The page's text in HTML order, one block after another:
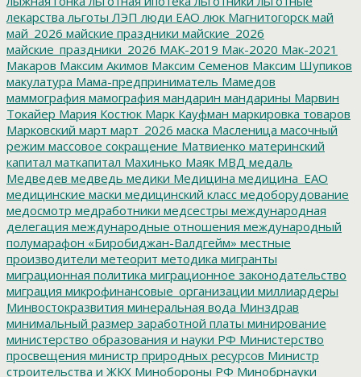
лекарства льготы ЛЭП люди ЕАО люк Магнитогорск май
май_2026 майские праздники майские_2026
майские_праздники_2026 МАК-2019 Мак-2020 Мак-2021
Макаров Максим Акимов Максим Семенов Максим Шупиков
макулатура Мама-предприниматель Мамедов
маммография мамография мандарин мандарины Марвин
Токайер Мария Костюк Марк Кауфман маркировка товаров
Марковский март март_2026 маска Масленица масочный
режим массовое сокращение Матвиенко материнский
капитал маткапитал Махинько Маяк МВД медаль
Медведев медведь медики Медицина медицина_ЕАО
медицинские маски медицинский класс медоборудование
медосмотр медработники медсестры международная
делегация международные отношения международный
полумарафон «Биробиджан-Валдгейм» местные
производители метеорит методика мигранты
миграционная политика миграционное законодательство
миграция микрофинансовые_организации миллиардеры
Минвостокразвития минеральная вода Минздрав
минимальный размер заработной платы минирование
министерство образования и науки РФ Министерство
просвещения министр природных ресурсов Министр
строительства и ЖКХ Минобороны РФ Минобрнауки